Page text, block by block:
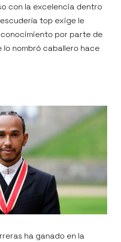
con la excelencia dentro
top exige le
por parte de
lo nombró caballero hace
ha ganado en la